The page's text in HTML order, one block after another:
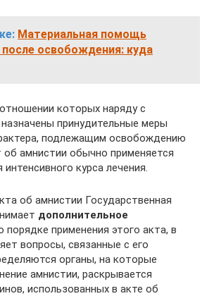
Материальная помощь
освобождения: куда
которых наряду с
принудительные меры
подлежащим освобождению
об амнистии обычно применяется
курса лечения.
об амнистии Государственная
дополнительное
порядке применения этого акта, в
вопросы, связанные с его
органы, на которые
амнистии, раскрывается
использованных в акте об